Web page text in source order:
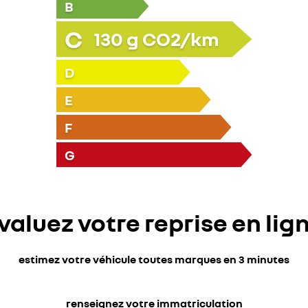
B
C 130 g CO2/km
D
E
F
G
votre reprise en
estimez votre véhicule toutes marques en 3 minutes
renseignez votre immatriculation